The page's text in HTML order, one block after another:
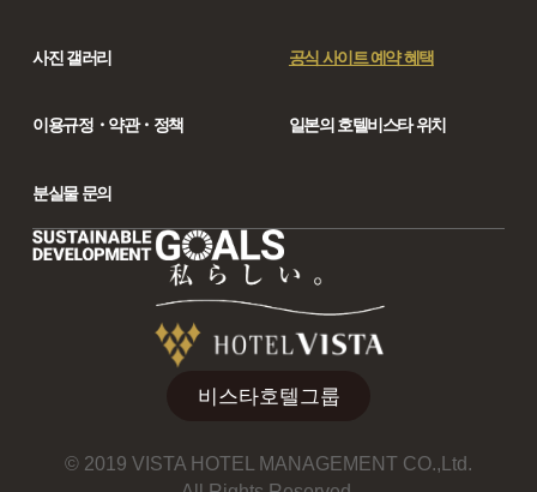
사진 갤러리 공식 사이트 예약 혜택
이용규정・약관・정책 일본의 호텔비스타 위치
분실물 문의
비스타호텔그룹
© 2019 VISTA HOTEL MANAGEMENT CO.,Ltd.